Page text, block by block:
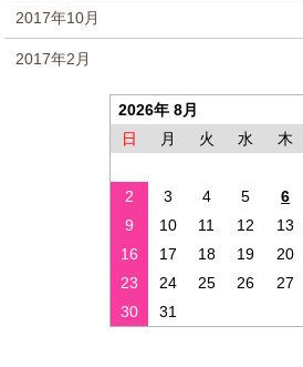
2017年10月
2017年2月
2026年 8月
日
月 火 水 木
2
3 4 5 6
9
10 11 12 13
16
17 18 19 20
23
24 25 26 27
30
31